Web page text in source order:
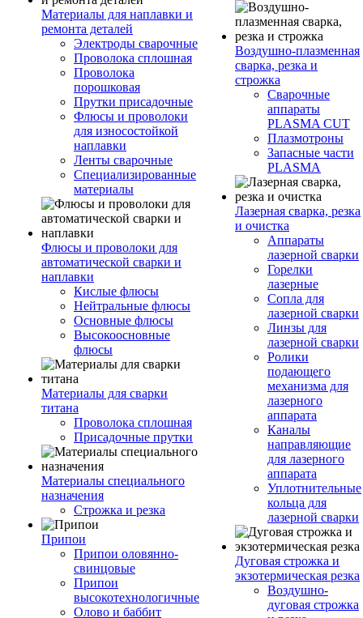
Материалы для наплавки и
ремонта деталей
Электроды сварочные
Проволока сплошная
Проволока
порошковая
Прутки присадочные
Флюсы и проволоки
для износостойкой
наплавки
Ленты сварочные
Специализированные
материалы
Флюсы и проволоки для
автоматической сварки и
наплавки
Кислые флюсы
Нейтральные флюсы
Основные флюсы
Высокоосновные
флюсы
Материалы для сварки
титана
Проволока сплошная
Присадочные прутки
Материалы специального
назначения
Строжка и резка
Припои
Припои оловянно-
свинцовые
Припои
высокотехнологичные
Олово и баббит
Воздушно-плазменная
сварка, резка и
строжка
Сварочные
аппараты
PLASMA CUT
Плазмотроны
Запасные части
PLASMA
Лазерная сварка, резка
и очистка
Аппараты
лазерной сварки
Горелки
лазерные
Сопла для
лазерной сварки
Линзы для
лазерной сварки
Ролики
подающего
механизма для
лазерного
аппарата
Каналы
направляющие
для лазерного
аппарата
Уплотнительные
кольца для
лазерной сварки
Дуговая строжка и
экзотермическая резка
Воздушно-
дуговая строжка